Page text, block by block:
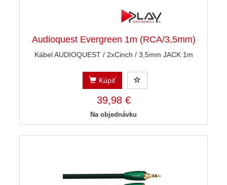
Audioquest Evergreen 1m (RCA/3,5mm)
Kábel AUDIOQUEST / 2xCinch / 3,5mm JACK 1m
Kúpiť
39,98 €
Na objednávku